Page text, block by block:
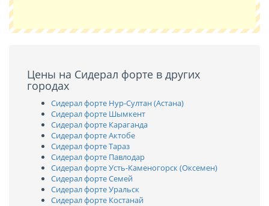
Цены на Сидерал форте в других
городах
Сидерал форте Нур-Султан (Астана)
Сидерал форте Шымкент
Сидерал форте Караганда
Сидерал форте Актобе
Сидерал форте Тараз
Сидерал форте Павлодар
Сидерал форте Усть-Каменогорск (Оксемен)
Сидерал форте Семей
Сидерал форте Уральск
Сидерал форте Костанай